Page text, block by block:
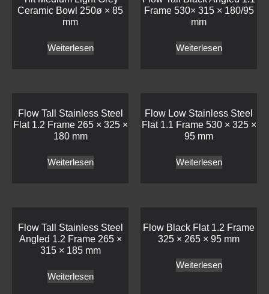
Ceramic Bowl 250ø × 85
mm
Weiterlesen
Frame 530× 315 × 180/95
mm
Weiterlesen
Flow Tall Stainless Steel
Flat 1.2 Frame 265 × 325 ×
180 mm
Weiterlesen
Flow Low Stainless Steel
Flat 1.1 Frame 530 × 325 ×
95 mm
Weiterlesen
Flow Tall Stainless Steel
Angled 1.2 Frame 265 ×
315 × 185 mm
Weiterlesen
Flow Black Flat 1.2 Frame
325 × 265 × 95 mm
Weiterlesen